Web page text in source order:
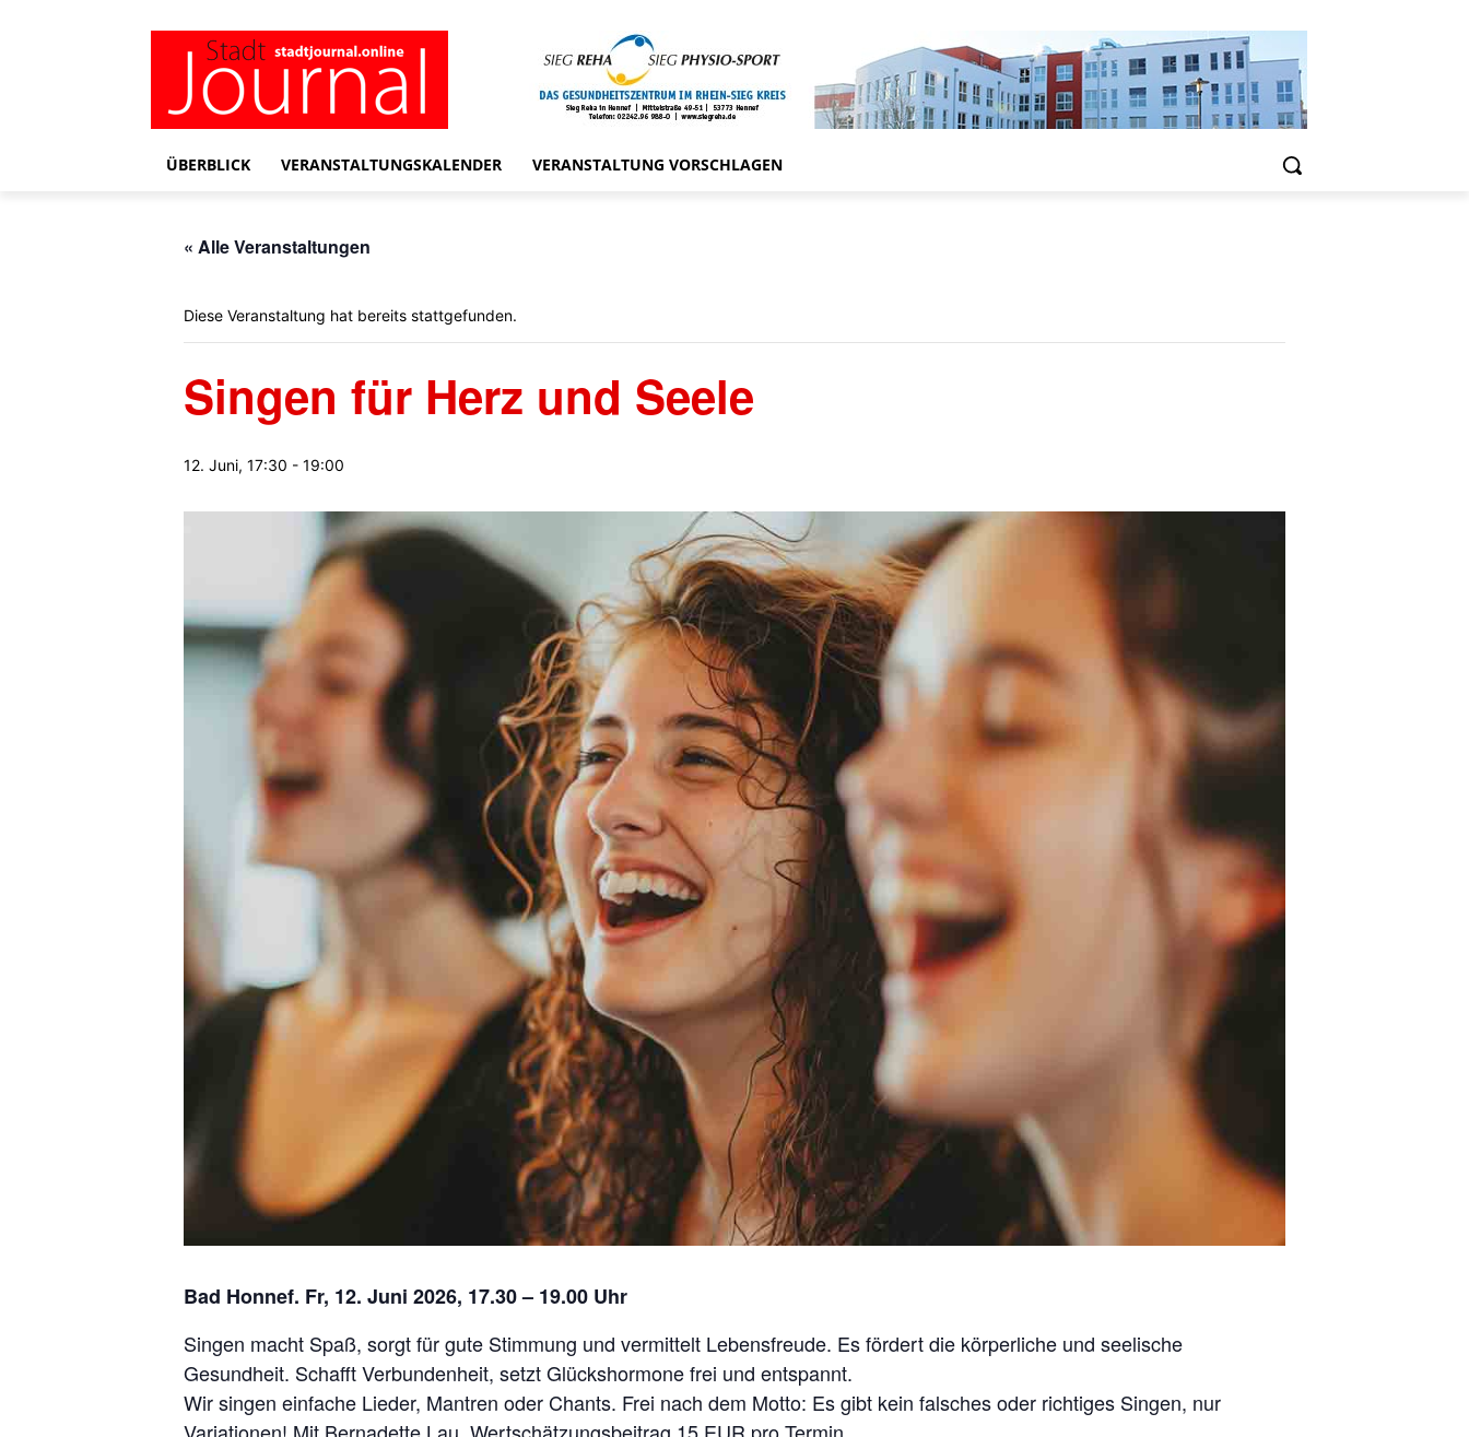
ÜBERBLICK VERANSTALTUNGSKALENDER VERANSTALTUNG VORSCHLAGEN
« Alle Veranstaltungen
Diese Veranstaltung hat bereits stattgefunden.
Singen für Herz und Seele
12. Juni, 17:30 - 19:00
Bad Honnef. Fr, 12. Juni 2026, 17.30 – 19.00 Uhr
Singen macht Spaß, sorgt für gute Stimmung und vermittelt Lebensfreude. Es fördert die körperliche und seelische
Gesundheit. Schafft Verbundenheit, setzt Glückshormone frei und entspannt.
Wir singen einfache Lieder, Mantren oder Chants. Frei nach dem Motto: Es gibt kein falsches oder richtiges Singen, nur